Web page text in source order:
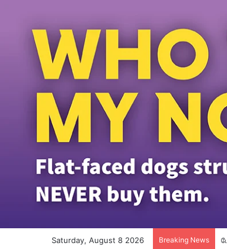
Saturday, August 8 2026 Breaking News